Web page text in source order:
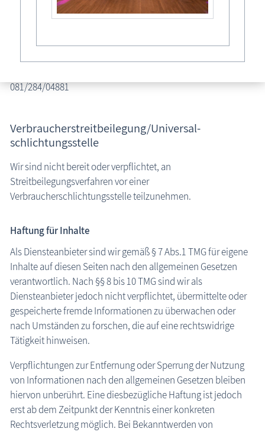
081/284/04881
Verbraucher­streit­beilegung/Universal­
schlichtungs­stelle
Wir sind nicht bereit oder verpflichtet, an
Streitbeilegungsverfahren vor einer
Verbraucherschlichtungsstelle teilzunehmen.
Haftung für Inhalte
Als Diensteanbieter sind wir gemäß § 7 Abs.1 TMG für eigene
Inhalte auf diesen Seiten nach den allgemeinen Gesetzen
verantwortlich. Nach §§ 8 bis 10 TMG sind wir als
Diensteanbieter jedoch nicht verpflichtet, übermittelte oder
gespeicherte fremde Informationen zu überwachen oder
nach Umständen zu forschen, die auf eine rechtswidrige
Tätigkeit hinweisen.
Verpflichtungen zur Entfernung oder Sperrung der Nutzung
von Informationen nach den allgemeinen Gesetzen bleiben
hiervon unberührt. Eine diesbezügliche Haftung ist jedoch
erst ab dem Zeitpunkt der Kenntnis einer konkreten
Rechtsverletzung möglich. Bei Bekanntwerden von